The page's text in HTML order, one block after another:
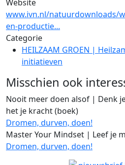
Website
www.ivn.nl/natuurdownloads/
en-productie...
Categorie
HEILZAAM GROEN |
initiatieven
Misschien ook
Nooit meer doen alsof | Denk
het je kracht (boek)
Dromen, durven, doen!
Master Your Mindset | Leef je
Dromen, durven, doen!